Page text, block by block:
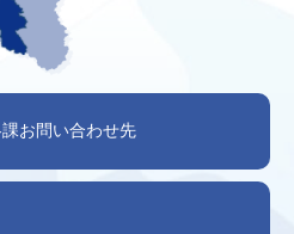
お問い合わせ先